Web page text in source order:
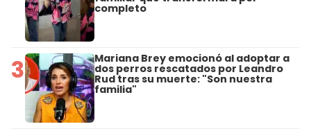
completo
3 Mariana Brey emocionó al adoptar a
dos perros rescatados por Leandro
Rud tras su muerte: "Son nuestra
familia"